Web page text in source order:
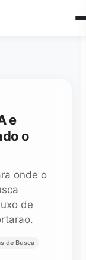
e
o
onde o
de
de Busca